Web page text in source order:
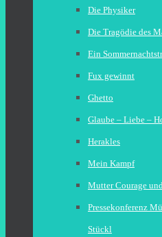
Die Physiker
Die Tragödie des
Ein
Fux gewinnt
Ghetto
Glaube – Liebe –
Herakles
Mein Kampf
Mutter Courage
Pressekonferenz
Stückl